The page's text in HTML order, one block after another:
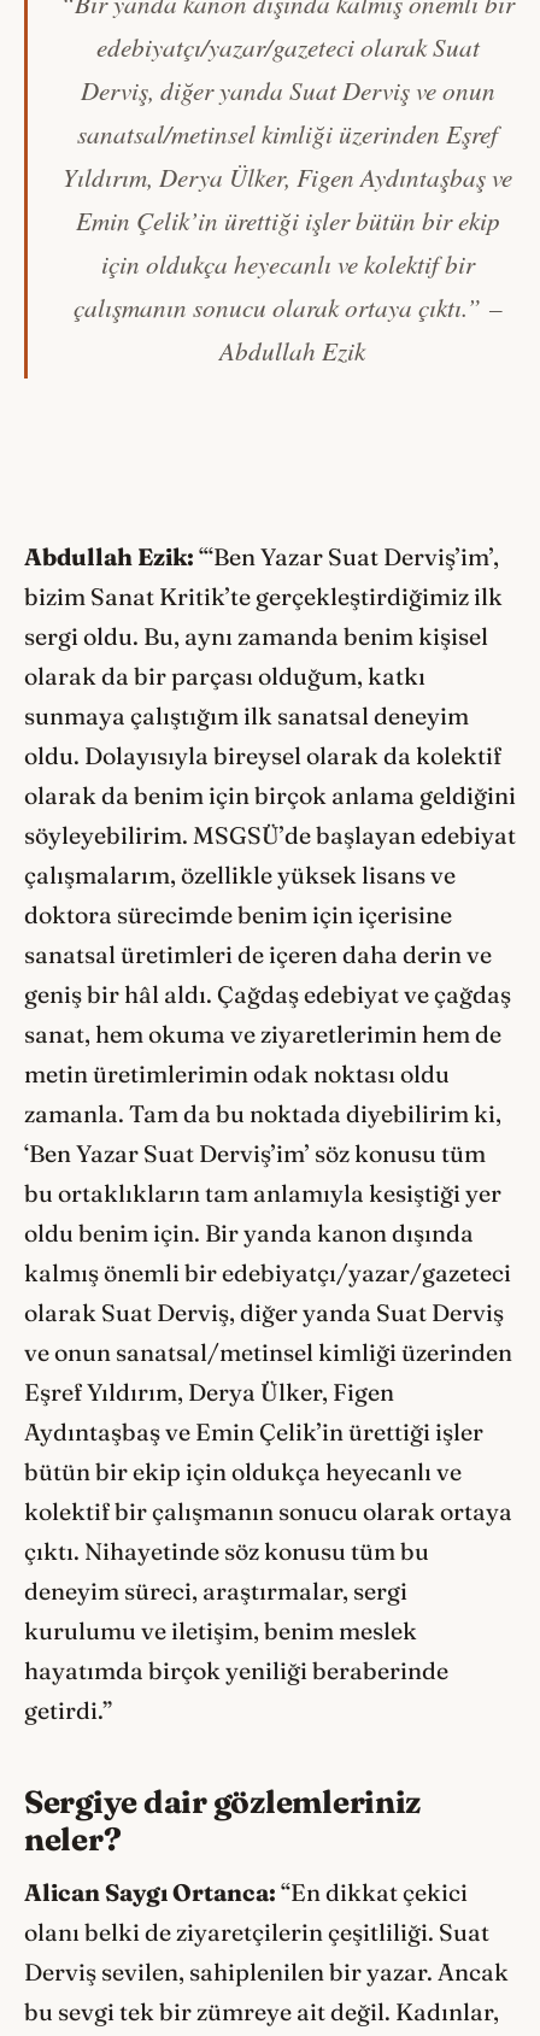
edebiyatçı/yazar/gazeteci olarak Suat
Derviş, diğer yanda Suat Derviş ve onun
sanatsal/metinsel kimliği üzerinden Eşref
Yıldırım, Derya Ülker, Figen Aydıntaşbaş ve
Emin Çelik’in ürettiği işler bütün bir ekip
için oldukça heyecanlı ve kolektif bir
çalışmanın sonucu olarak ortaya çıktı.” –
Abdullah Ezik
Abdullah Ezik: “‘Ben Yazar Suat Derviş’im’,
bizim Sanat Kritik’te gerçekleştirdiğimiz ilk
sergi oldu. Bu, aynı zamanda benim kişisel
olarak da bir parçası olduğum, katkı
sunmaya çalıştığım ilk sanatsal deneyim
oldu. Dolayısıyla bireysel olarak da kolektif
olarak da benim için birçok anlama geldiğini
söyleyebilirim. MSGSÜ’de başlayan edebiyat
çalışmalarım, özellikle yüksek lisans ve
doktora sürecimde benim için içerisine
sanatsal üretimleri de içeren daha derin ve
geniş bir hâl aldı. Çağdaş edebiyat ve çağdaş
sanat, hem okuma ve ziyaretlerimin hem de
metin üretimlerimin odak noktası oldu
zamanla. Tam da bu noktada diyebilirim ki,
‘Ben Yazar Suat Derviş’im’ söz konusu tüm
bu ortaklıkların tam anlamıyla kesiştiği yer
oldu benim için. Bir yanda kanon dışında
kalmış önemli bir edebiyatçı/yazar/gazeteci
olarak Suat Derviş, diğer yanda Suat Derviş
ve onun sanatsal/metinsel kimliği üzerinden
Eşref Yıldırım, Derya Ülker, Figen
Aydıntaşbaş ve Emin Çelik’in ürettiği işler
bütün bir ekip için oldukça heyecanlı ve
kolektif bir çalışmanın sonucu olarak ortaya
çıktı. Nihayetinde söz konusu tüm bu
deneyim süreci, araştırmalar, sergi
kurulumu ve iletişim, benim meslek
hayatımda birçok yeniliği beraberinde
getirdi.”
Sergiye dair gözlemleriniz
neler?
Alican Saygı Ortanca: “En dikkat çekici
olanı belki de ziyaretçilerin çeşitliliği. Suat
Derviş sevilen, sahiplenilen bir yazar. Ancak
bu sevgi tek bir zümreye ait değil. Kadınlar,